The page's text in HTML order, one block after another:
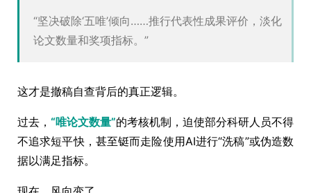
“坚决破除‘五唯’倾向……推行代表性成果评价，淡化
论文数量和奖项指标。”
这才是撤稿自查背后的真正逻辑。
过去， “唯论文数量”的考核机制，迫使部分科研人员不得
不追求短平快，甚至铤而走险使用AI进行“洗稿”或伪造数
据以满足指标。